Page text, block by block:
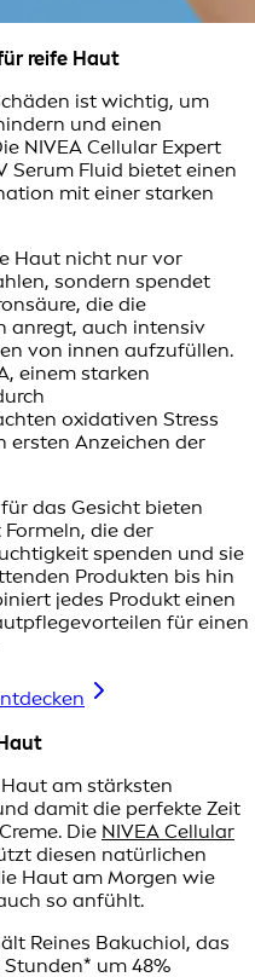
reife Haut
ist wichtig, um
und einen
NIVEA Cellular Expert
Serum Fluid bietet einen
mit einer starken
Haut nicht nur vor
sondern spendet
die die
anregt, auch intensiv
von innen aufzufüllen.
einem starken
oxidativen Stress
ersten Anzeichen der
das Gesicht bieten
die der
spenden und sie
Produkten bis hin
jedes Produkt einen
für einen
am stärksten
damit die perfekte Zeit
Die NIVEA Cellular
diesen natürlichen
Haut am Morgen wie
so anfühlt.
Reines Bakuchiol, das
um 48%